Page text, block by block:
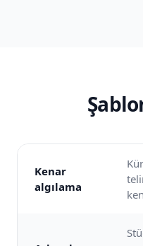
Kenar
algılama